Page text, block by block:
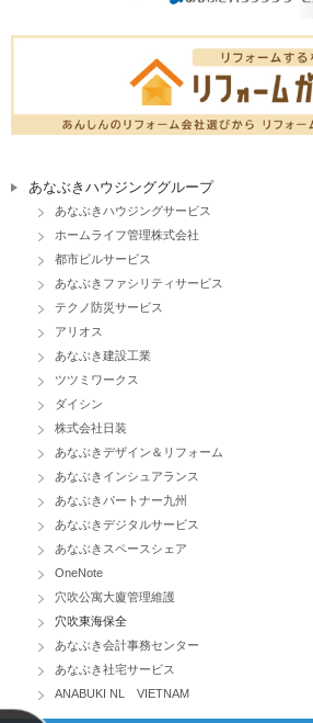
あなぶきハウジンググループ
あなぶきハウジングサービス
ホームライフ管理株式会社
都市ビルサービス
あなぶきファシリティサービス
テクノ防災サービス
アリオス
あなぶき建設工業
ツツミワークス
ダイシン
株式会社日装
あなぶきデザイン＆リフォーム
あなぶきインシュアランス
あなぶきパートナー九州
あなぶきデジタルサービス
あなぶきスペースシェア
OneNote
穴吹公寓大廈管理維護
穴吹東海保全
あなぶき会計事務センター
あなぶき社宅サービス
ANABUKI NL VIETNAM